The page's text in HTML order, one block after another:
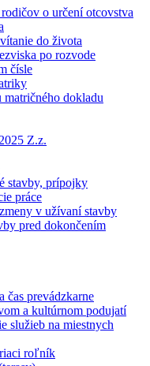
o určení otcovstva
do života
po rozvode
čísle
matričného dokladu
Z.z.
stavby, prípojky
práce
v užívaní stavby
pred dokončením
čas prevádzkarne
a kultúrnom podujatí
služieb na miestnych
roľník